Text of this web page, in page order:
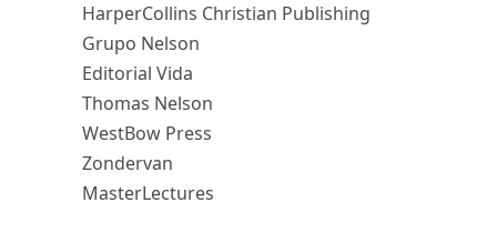
HarperCollins Christian Publishing
Grupo Nelson
Editorial Vida
Thomas Nelson
WestBow Press
Zondervan
MasterLectures